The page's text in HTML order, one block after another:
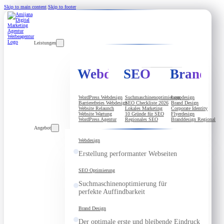
Skip to main content Skip to footer
Leistungen
Webdesign
WordPress Webdesign
Barrierefreies Webdesign
Website Relaunch
Website Wartung
WordPress Agentur
SEO
Suchmaschinenoptimierung
SEO Checkliste 2026
Lokales Marketing
10 Gründe für SEO
Regionales SEO
Logodesign
Brand Design
Corporate Identity
Flyerdesign
Branddesign Regional
Angebot
Webdesign
Erstellung performanter Webseiten
SEO Optimierung
Suchmaschinenoptimierung für
perfekte Auffindbarkeit
Brand Design
Der optimale erste und bleibende Eindruck